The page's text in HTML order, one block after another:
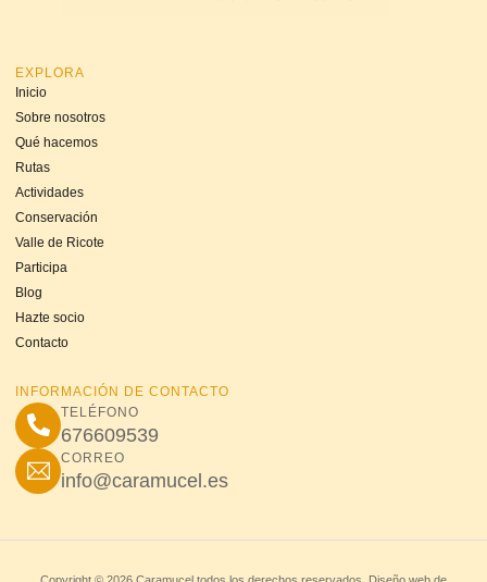
EXPLORA
Inicio
Sobre nosotros
Qué hacemos
Rutas
Actividades
Conservación
Valle de Ricote
Participa
Blog
Hazte socio
Contacto
INFORMACIÓN DE CONTACTO
TELÉFONO
676609539
CORREO
info@caramucel.es
Copyright © 2026 Caramucel todos los derechos reservados. Diseño web de